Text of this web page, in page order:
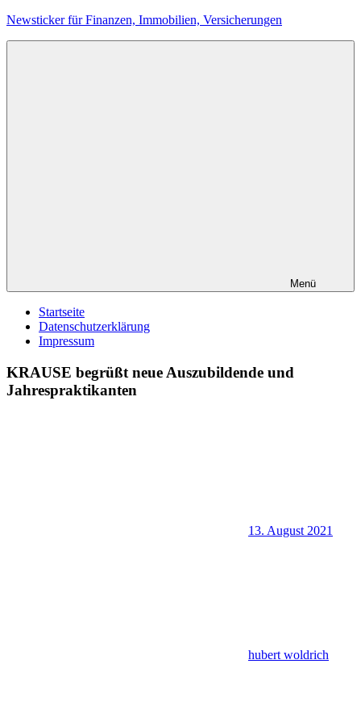
Zum
Newsticker für Finanzen, Immobilien, Versicherungen
Menü
Startseite
Datenschutzerklärung
Impressum
KRAUSE begrüßt neue Auszubildende und
Jahrespraktikanten
13. August 2021
hubert woldrich